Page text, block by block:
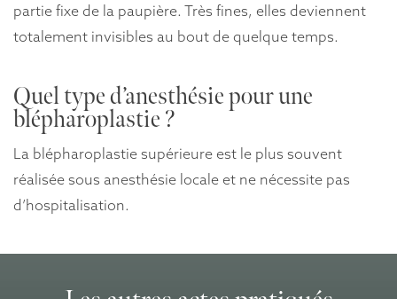
partie fixe de la paupière. Très fines, elles deviennent
totalement invisibles au bout de quelque temps.
Quel type d’anesthésie pour une
blépharoplastie ?
La blépharoplastie supérieure est le plus souvent
réalisée sous anesthésie locale et ne nécessite pas
d’hospitalisation.